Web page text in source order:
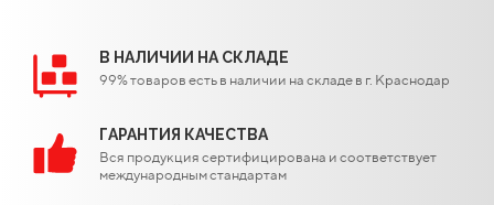
В НАЛИЧИИ НА СКЛАДЕ
99% товаров есть в наличии на складе в г. Краснодар
ГАРАНТИЯ КАЧЕСТВА
Вся продукция сертифицирована и соответствует
международным стандартам